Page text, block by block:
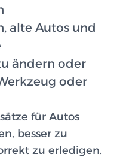
alte Autos und
ändern oder
oder
für Autos
besser zu
zu erledigen.